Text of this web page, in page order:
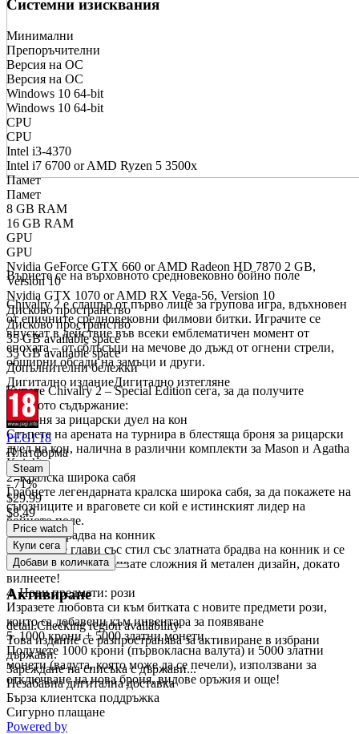
Относно играта
Върнете се на върховното средновековно бойно поле
Chivalry 2 е слашър от първо лице за групова игра, вдъхновен
от епичните средновековни филмови битки. Играчите се
впускат в действие във всеки емблематичен момент от
епохата – от сблъсъци на мечове до дъжд от огнени стрели,
обширни обсади на замъци и други.
Купете Chivalry 2 – Special Edition сега, за да получите
следното съдържание:
1. Броня за рицарски дуел на кон
Стъпете на арената на турнира в блестяща броня за рицарски
дуел на кон, налична в различни комплекти за Mason и Agatha
Knight.
2. Кралска широка сабя
Грабнете легендарната кралска широка сабя, за да покажете на
съюзниците и враговете си кой е истинският лидер на
бойното поле.
3. Златна брадва на конник
Разсичайте глави със стил със златната брадва на конник и се
опитайте да не съсипвате сложния й метален дизайн, докато
вилнеете!
4. Нови предмети: рози
Изразете любовта си към битката с новите предмети рози,
които са добавени към инвентара за появяване
5. 1000 крони + 5000 златни монети
Получете 1000 крони (първокласна валута) и 5000 златни
монети (валута, която може да се печели), използвани за
отключване на нова броня, видове оръжия и още!
Системни изисквания
Минимални
Препоръчителни
Версия на ОС
Версия на ОС
Windows 10 64-bit
Windows 10 64-bit
CPU
CPU
Intel i3-4370
Intel i7 6700 or AMD Ryzen 5 3500x
Памет
Памет
8 GB RAM
16 GB RAM
GPU
GPU
Nvidia GeForce GTX 660 or AMD Radeon HD 7870 2 GB,
Version 10
Nvidia GTX 1070 or AMD RX Vega-56, Version 10
Дисково пространство
Дисково пространство
35 GB available space
35 GB available space
Допълнителни бележки
Дигитално изданиеДигитално изтегляне
PEGI 18
Платформа
Steam
- 71%
$29.99
$8.49
Price watch
Купи сега
Добави в количката
Активиране
detail.Checking region availability
Това издание се разпространява за активиране в избрани
държави.
Зареждане на списъка с държави...
Незабавна дигитална доставка
Бърза клиентска поддръжка
Сигурно плащане
Powered by